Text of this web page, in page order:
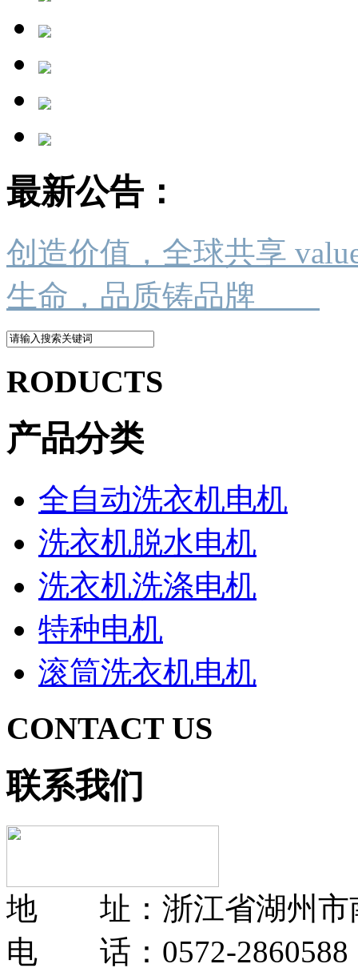
最新公告：
创造价值，全球共享
生命，品质铸品牌
RODUCTS
产品分类
全自动洗衣机电机
洗衣机脱水电机
洗衣机洗涤电机
特种电机
滚筒洗衣机电机
CONTACT US
联系我们
地 址：浙江省湖州市
电 话：0572-2860588